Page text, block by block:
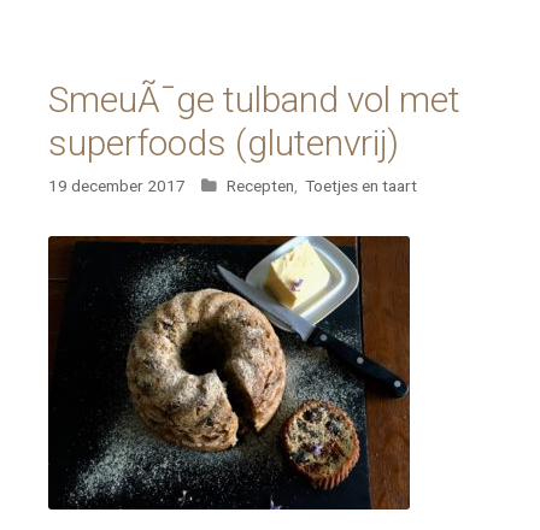
SmeuÃ¯ge tulband vol met
superfoods (glutenvrij)
19 december 2017 Categorieën
Recepten Toetjes en taart